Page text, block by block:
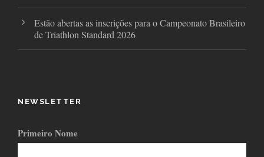
Estão abertas as inscrições para o Campeonato Brasileiro
de Triathlon Standard 2026
NEWSLETTER
Primeiro Nome